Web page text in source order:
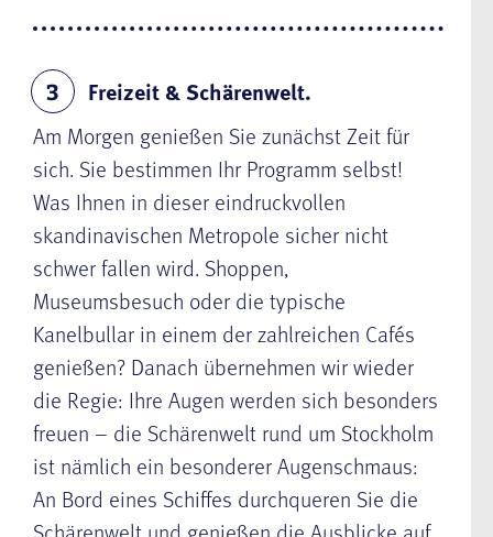
3
Freizeit & Schärenwelt.
Am Morgen genießen Sie zunächst Zeit für
sich. Sie bestimmen Ihr Programm selbst!
Was Ihnen in dieser eindruckvollen
skandinavischen Metropole sicher nicht
schwer fallen wird. Shoppen,
Museumsbesuch oder die typische
Kanelbullar in einem der zahlreichen Cafés
genießen? Danach übernehmen wir wieder
die Regie: Ihre Augen werden sich besonders
freuen – die Schärenwelt rund um Stockholm
ist nämlich ein besonderer Augenschmaus:
An Bord eines Schiffes durchqueren Sie die